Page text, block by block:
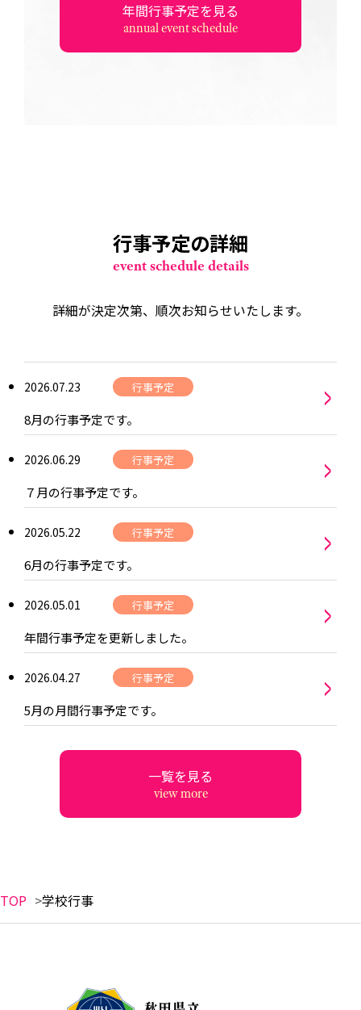
年間行事予定を見る
annual event schedule
行事予定の詳細
event schedule details
詳細が決定次第、順次お知らせいたします。
2026.07.23 行事予定
8月の行事予定です。 >
2026.06.29 行事予定
７月の行事予定です。 >
2026.05.22 行事予定
6月の行事予定です。 >
2026.05.01 行事予定
年間行事予定を更新しました。 >
2026.04.27 行事予定
5月の月間行事予定です。 >
一覧を見る
view more
TOP 学校行事